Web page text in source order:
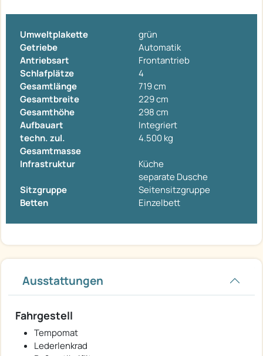
Umweltplakette
grün
Getriebe
Automatik
Antriebsart
Frontantrieb
Schlafplätze
4
Gesamtlänge
719 cm
Gesamtbreite
229 cm
Gesamthöhe
298 cm
Aufbauart
Integriert
techn. zul.
Gesamtmasse
4.500 kg
Infrastruktur
Küche
separate Dusche
Sitzgruppe
Seitensitzgruppe
Betten
Einzelbett
Ausstattungen
Fahrgestell
Tempomat
Lederlenkrad